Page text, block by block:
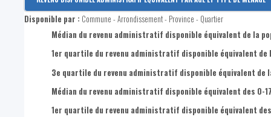
Revenu disponible par habitant
Revenus primaires par habitant
Disponible par : Commune - Arrondissement - Province - Quartier
Médian du revenu administratif disponible équivalent de la
1er quartile du revenu administratif disponible équivalent de
3e quartile du revenu administratif disponible équivalent de
Médian du revenu administratif disponible équivalent des 0-
1er quartile du revenu administratif disponible équivalent